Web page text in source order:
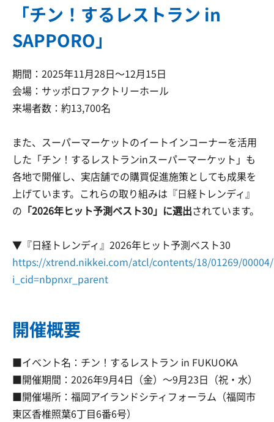
「チン！するレストラン in
SAPPORO」
期間：2025年11月28日～12月15日
会場：サッポロファクトリーホール
来場者数：約13,700名
また、スーパーマーケットのイートインコーナーを活用
した「チン！するレストランinスーパーマーケット」も
各地で開催し、実店舗での購買促進施策としても成果を
上げています。これらの取り組みは『日経トレンディ』
の 「2026年ヒット予測ベスト30」に選出されています。
▼『日経トレンディ』2026年ヒット予測ベスト30
https://xtrend.nikkei.com/atcl/contents/18/01269/
i_cid=nbpnxr_parent
開催概要
■イベント名：チン！するレストラン in FUKUOKA
■開催期間：2026年9月4日（金）～9月23日（祝・水）
■開催場所：福岡アイランドシティフォーラム（福岡市
東区香椎照葉6丁目6番6号）